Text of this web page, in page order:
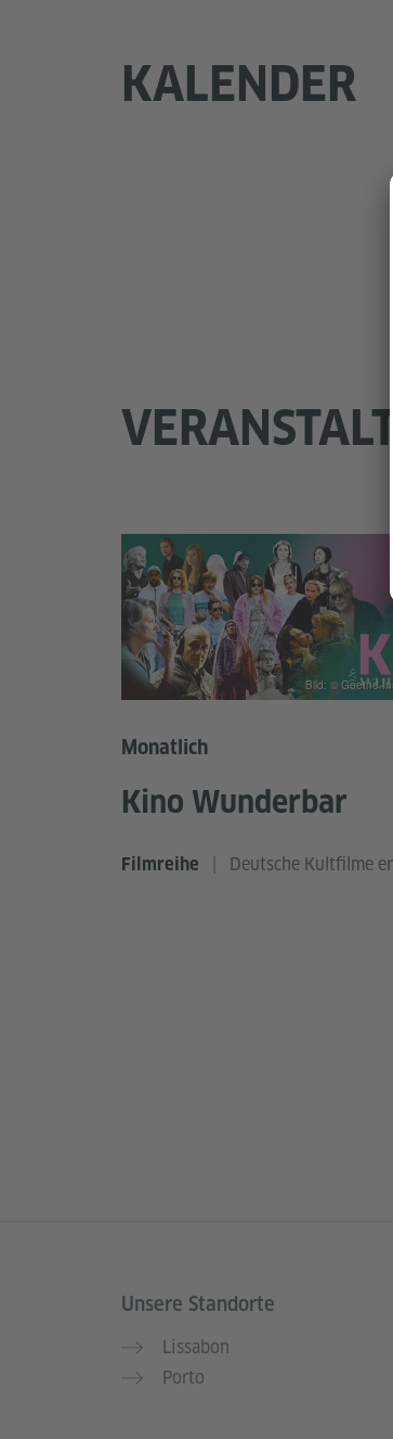
KALENDER
Monatlich
Kino Wunderbar
Filmreihe | Deutsche Kultfilme
Bild: © Goethe-
Service- und Informationsbereich
Unsere Standorte
Lissabon
Porto